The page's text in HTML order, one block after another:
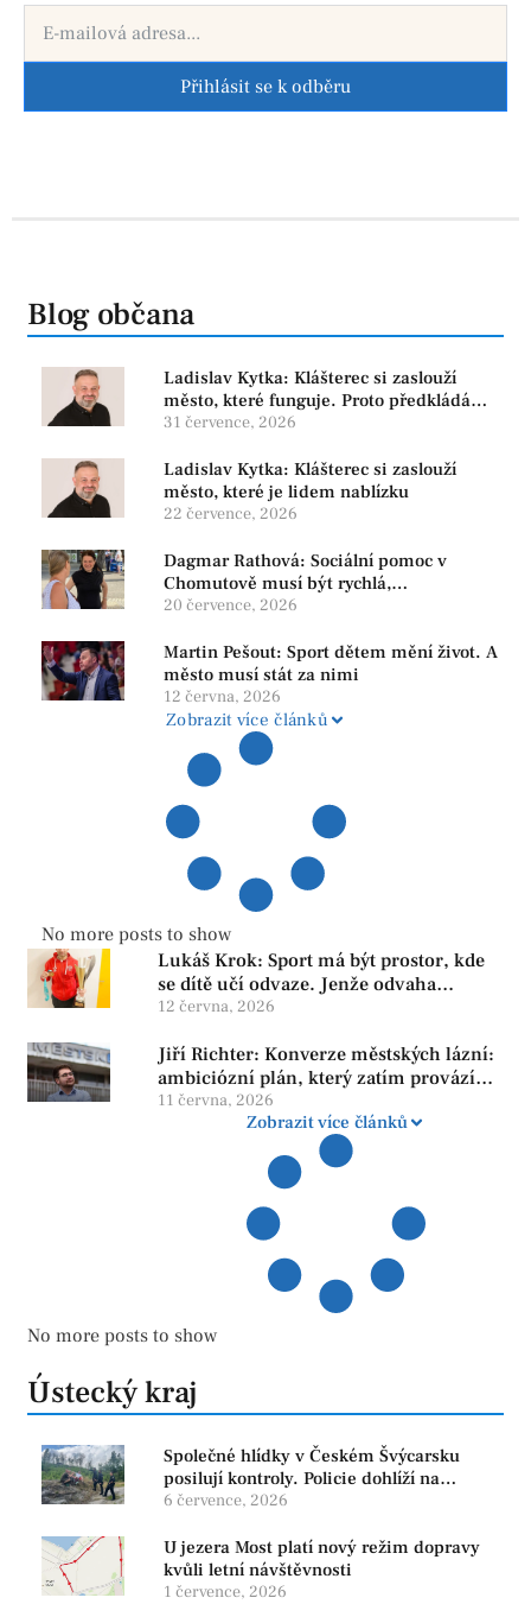
Přihlásit se k odběru
Blog občana
Ladislav Kytka: Klášterec si zaslouží
město, které funguje. Proto předkládáme
program, který řeší skutečné problémy
31 července, 2026
Ladislav Kytka: Klášterec si zaslouží
město, které je lidem nablízku
22 července, 2026
Dagmar Rathová: Sociální pomoc v
Chomutově musí být rychlá,
srozumitelná a férová. Ne udržovat lidi v
20 července, 2026
Martin Pešout: Sport dětem mění život. A
město musí stát za nimi
12 června, 2026
Zobrazit více článků
No more posts to show
Lukáš Krok: Sport má být prostor, kde
se dítě učí odvaze. Jenže odvaha
neroste tam, kde se bojí udělat chybu.
12 června, 2026
Jiří Richter: Konverze městských lázní:
ambiciózní plán, který zatím provází
více otazníků než jistot
11 června, 2026
Zobrazit více článků
No more posts to show
Ústecký kraj
Společné hlídky v Českém Švýcarsku
posilují kontroly. Policie dohlíží na
bezpečnost i ochranu přírody
6 července, 2026
U jezera Most platí nový režim dopravy
kvůli letní návštěvnosti
1 července, 2026